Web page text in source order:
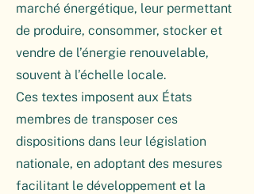
marché énergétique, leur permettant
de produire, consommer, stocker et
vendre de l’énergie renouvelable,
souvent à l’échelle locale.
Ces textes imposent aux États
membres de transposer ces
dispositions dans leur législation
nationale, en adoptant des mesures
facilitant le développement et la